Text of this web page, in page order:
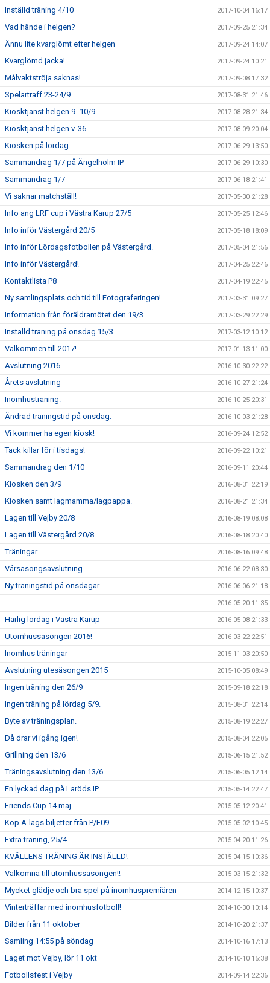
Inställd träning 4/10 2017-10-04 16:17
Vad hände i helgen? 2017-09-25 21:34
Ännu lite kvarglömt efter helgen 2017-09-24 14:07
Kvarglömd jacka! 2017-09-24 10:21
Målvaktströja saknas! 2017-09-08 17:32
Spelarträff 23-24/9 2017-08-31 21:46
Kiosktjänst helgen 9- 10/9 2017-08-28 21:34
Kiosktjänst helgen v. 36 2017-08-09 20:04
Kiosken på lördag 2017-06-29 13:50
Sammandrag 1/7 på Ängelholm IP 2017-06-29 10:30
Sammandrag 1/7 2017-06-18 21:41
Vi saknar matchställ! 2017-05-30 21:28
Info ang LRF cup i Västra Karup 27/5 2017-05-25 12:46
Info inför Västergård 20/5 2017-05-18 18:09
Info inför Lördagsfotbollen på Västergård. 2017-05-04 21:56
Info inför Västergård! 2017-04-25 22:46
Kontaktlista P8 2017-04-19 22:45
Ny samlingsplats och tid till Fotograferingen! 2017-03-31 09:27
Information från föräldramötet den 19/3 2017-03-29 22:29
Inställd träning på onsdag 15/3 2017-03-12 10:12
Välkommen till 2017! 2017-01-13 11:00
Avslutning 2016 2016-10-30 22:22
Årets avslutning 2016-10-27 21:24
Inomhusträning. 2016-10-25 20:31
Ändrad träningstid på onsdag. 2016-10-03 21:28
Vi kommer ha egen kiosk! 2016-09-24 12:52
Tack killar för i tisdags! 2016-09-22 10:21
Sammandrag den 1/10 2016-09-11 20:44
Kiosken den 3/9 2016-08-31 22:19
Kiosken samt lagmamma/lagpappa. 2016-08-21 21:34
Lagen till Vejby 20/8 2016-08-19 08:08
Lagen till Västergård 20/8 2016-08-18 20:40
Träningar 2016-08-16 09:48
Vårsäsongsavslutning 2016-06-22 08:30
Ny träningstid på onsdagar. 2016-06-06 21:18
2016-05-20 11:35
Härlig lördag i Västra Karup 2016-05-08 21:33
Utomhussäsongen 2016! 2016-03-22 22:51
Inomhus träningar 2015-11-03 20:50
Avslutning utesäsongen 2015 2015-10-05 08:49
Ingen träning den 26/9 2015-09-18 22:18
Ingen träning på lördag 5/9. 2015-08-31 22:14
Byte av träningsplan. 2015-08-19 22:27
Då drar vi igång igen! 2015-08-04 22:05
Grillning den 13/6 2015-06-15 21:52
Träningsavslutning den 13/6 2015-06-05 12:14
En lyckad dag på Laröds IP 2015-05-14 22:47
Friends Cup 14 maj 2015-05-12 20:41
Köp A-lags biljetter från P/F09 2015-05-02 10:45
Extra träning, 25/4 2015-04-20 11:26
KVÄLLENS TRÄNING ÄR INSTÄLLD! 2015-04-15 10:36
Välkomna till utomhussäsongen!! 2015-03-15 21:32
Mycket glädje och bra spel på inomhuspremiären 2014-12-15 10:37
Vinterträffar med inomhusfotboll! 2014-10-30 10:14
Bilder från 11 oktober 2014-10-20 21:37
Samling 14:55 på söndag 2014-10-16 17:13
Laget mot Vejby, lör 11 okt 2014-10-10 15:38
Fotbollsfest i Vejby 2014-09-14 22:36